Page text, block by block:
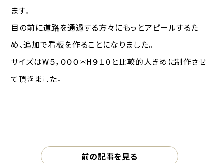
ます。
目の前に道路を通過する方々にもっとアピールするた
め、追加で看板を作ることになりました。
サイズはW５，０００＊H９１０と比較的大きめに制作させ
て頂きました。
前の記事を見る